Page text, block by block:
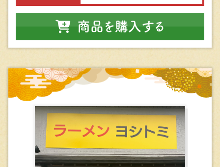
商品を購入する